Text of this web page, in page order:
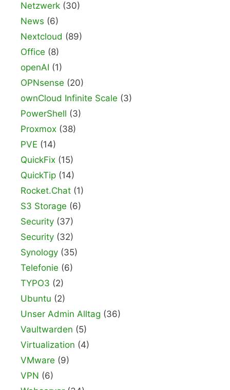
Netzwerk (30)
News (6)
Nextcloud (89)
Office (8)
openAI (1)
OPNsense (20)
ownCloud Infinite Scale (3)
PowerShell (3)
Proxmox (38)
PVE (14)
QuickFix (15)
QuickTip (14)
Rocket.Chat (1)
S3 Storage (6)
Security (37)
Security (32)
Synology (35)
Telefonie (6)
TYPO3 (2)
Ubuntu (2)
Unser Admin Alltag (36)
Vaultwarden (5)
Virtualization (4)
VMware (9)
VPN (6)